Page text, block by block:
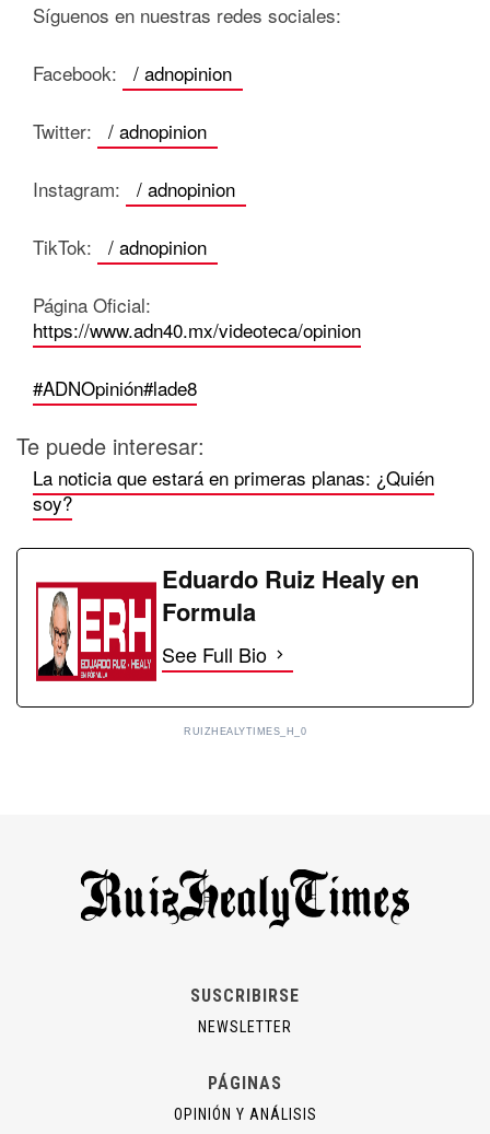
Síguenos en nuestras redes sociales:
Facebook: / adnopinion
Twitter: / adnopinion
Instagram: / adnopinion
TikTok: / adnopinion
Página Oficial:
https://www.adn40.mx/videoteca/opinion
#ADNOpinión#lade8
Te puede interesar:
La noticia que estará en primeras planas: ¿Quién
soy?
Eduardo Ruiz Healy en
Formula
See Full Bio
RUIZHEALYTIMES_H_0
SUSCRIBIRSE
NEWSLETTER
PÁGINAS
OPINIÓN Y ANÁLISIS